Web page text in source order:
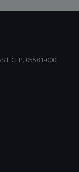
CEP. 05581-000